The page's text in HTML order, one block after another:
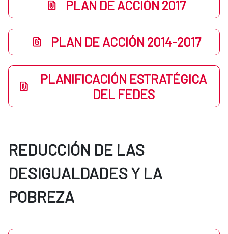
PLAN DE ACCIÓN 2017
PLAN DE ACCIÓN 2014-2017
PLANIFICACIÓN ESTRATÉGICA
DEL FEDES
REDUCCIÓN DE LAS
DESIGUALDADES Y LA
POBREZA